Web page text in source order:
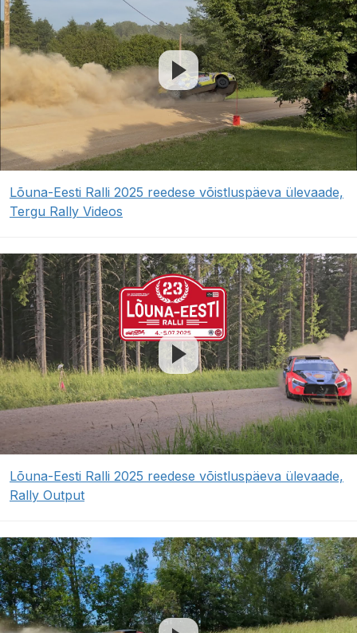
Lõuna-Eesti Ralli 2025 reedese võistluspäeva ülevaade,
Tergu Rally Videos
Lõuna-Eesti Ralli 2025 reedese võistluspäeva ülevaade,
Rally Output